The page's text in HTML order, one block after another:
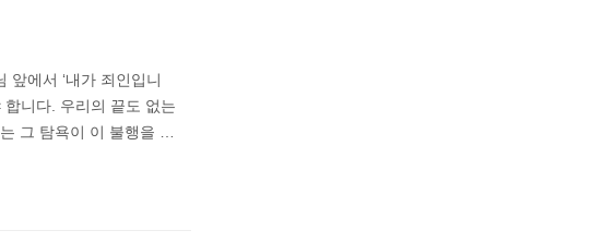
에서 ‘내가 죄인입니
합니다. 우리의 끝도 없는
그 탐욕이 이 불행을 …